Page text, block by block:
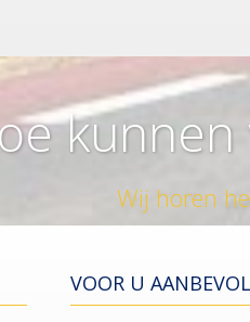
Wij horen
VOOR U